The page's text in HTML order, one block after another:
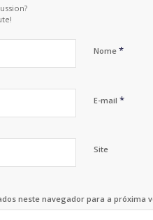
Nome *
E-mail *
Site
neste navegador para a próxima